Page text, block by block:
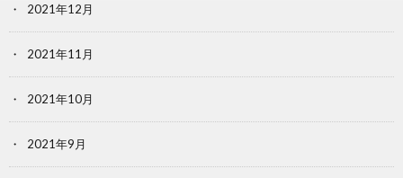
2021年12月
2021年11月
2021年10月
2021年9月